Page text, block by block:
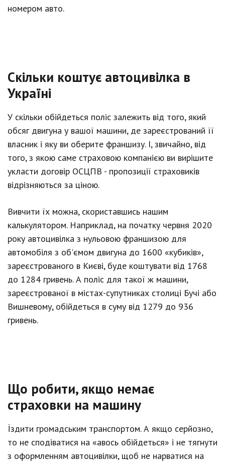
номером авто.
Скільки коштує автоцивілка в
Україні
У скільки обійдеться поліс залежить від того, який
обсяг двигуна у вашої машини, де зареєстрований її
власник і яку ви оберите франшизу. І, звичайно, від
того, з якою саме страховою компанією ви вирішите
укласти договір ОСЦПВ - пропозиції страховиків
відрізняються за ціною.
Вивчити їх можна, скориставшись нашим
калькулятором. Наприклад, на початку червня 2020
року автоцивілка з нульовою франшизою для
автомобіля з об'ємом двигуна до 1600 «кубиків»,
зареєстрованого в Києві, буде коштувати від 1768
до 1284 гривень. А поліс для такої ж машини,
зареєстрованої в містах-супутниках столиці Бучі або
Вишневому, обійдеться в суму від 1279 до 936
гривень.
Що робити, якщо немає
страховки на машину
Їздити громадським транспортом. А якщо серйозно,
то не сподіватися на «авось обійдеться» і не тягнути
з оформленням автоцивілки, щоб не нарватися на